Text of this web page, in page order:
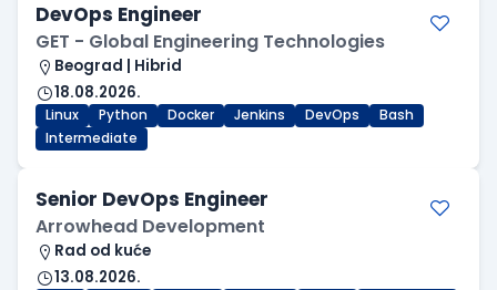
DevOps Engineer
GET - Global Engineering Technologies
Beograd | Hibrid
18.08.2026.
Linux Python Docker Jenkins DevOps
Bash
Intermediate
Senior DevOps Engineer
Arrowhead Development
Rad od kuće
13.08.2026.